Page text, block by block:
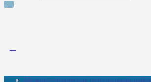
Межпоселенческая центральная